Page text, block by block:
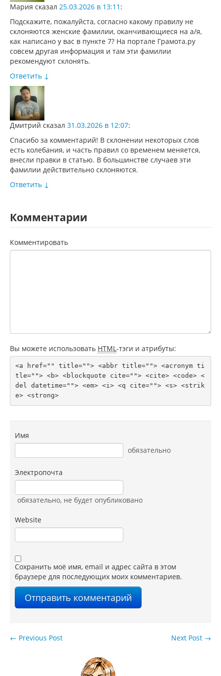
Мария сказал 25.03.2026 в 13:11 :
Подскажите, пожалуйста, согласно какому правилу не
склоняются женские фамилии, оканчивающиеся на а/я,
как написано у вас в пункте 7? На портале Грамота.ру
совсем другая информация и там эти фамилии
рекомендуют склонять.
Ответить ↓
Дмитрий сказал 31.03.2026 в 12:07:
Спасибо за комментарий! В склонении некоторых слов
есть колебания, и часть правил со временем меняется,
внесли правки в статью. В большинстве случаев эти
фамилии действительно склоняются.
Ответить ↓
Комментарии
Комментировать
Вы можете использовать HTML -тэги и атрибуты:
<a href="" title=""> <abbr title=""> <acronym ti
tle=""> <b> <blockquote cite=""> <cite> <code> <
del datetime=""> <em> <i> <q cite=""> <s> <strik
e> <strong>
Имя
обязательно
Электропочта
обязательно, не будет опубликовано
Website
Сохранить моё имя, email и адрес сайта в этом
браузере для последующих моих комментариев.
Next Post →
← Previous Post